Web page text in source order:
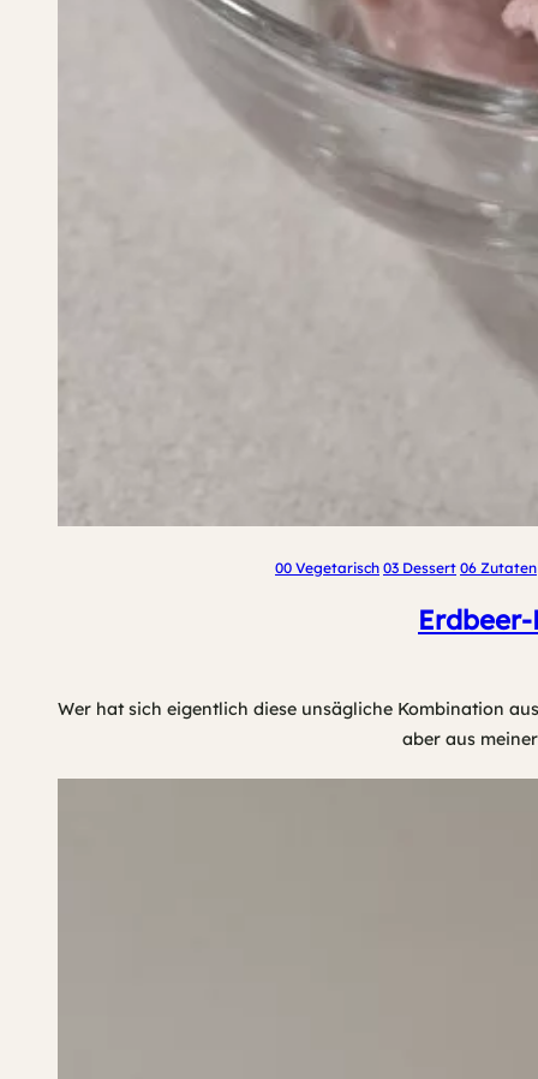
00 Vegetarisch 03 Dessert 06 Zutaten
Wer hat sich eigentlich diese unsägliche Kombination
aber aus